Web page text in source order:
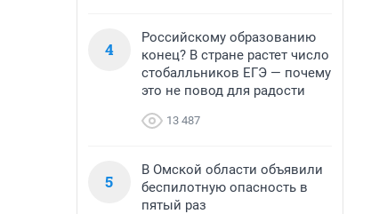
4
Российскому образованию
конец? В стране растет число
стобалльников ЕГЭ — почему
это не повод для радости
13 487
5
В Омской области объявили
беспилотную опасность в
пятый раз